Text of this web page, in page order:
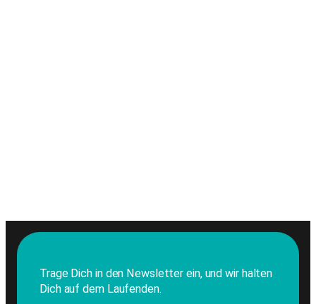
Trage Dich in den Newsletter ein, und wir halten
Dich auf dem Laufenden.